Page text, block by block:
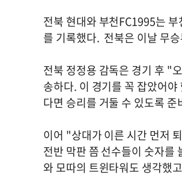
전북 현대와 부천FC1995는
를 기록했다. 전북은 이날 무
전북 정정용 감독은 경기 후 "
송하다. 이 경기를 꼭 잡았어
다면 승리를 거둘 수 있도록
이어 "상대가 이른 시간 먼저
전반 막판 쯤 선수들이 숫자를
와 모따의 트윈타워도 생각했